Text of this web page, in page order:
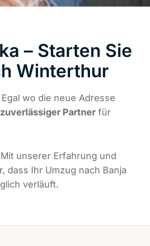
– Starten Sie
Winterthur
wo die neue Adresse
Partner für
unserer Erfahrung und
dass Ihr Umzug nach Banja
verläuft.